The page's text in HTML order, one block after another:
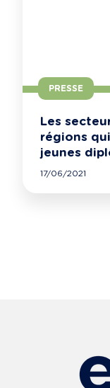
PRESSE
Les
régions
jeunes
17/06/2021